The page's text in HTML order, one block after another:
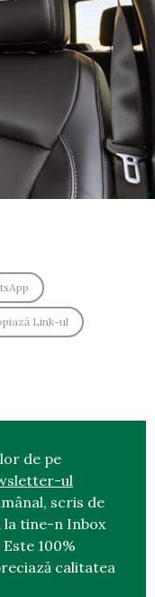
Link-ul
de pe
ul
scris de
la tine-n Inbox
100%
calitatea